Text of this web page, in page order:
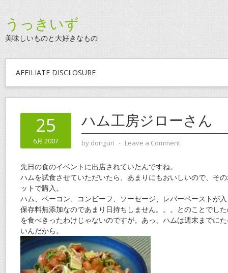
うっきいず
美味しいものと大好きなもの
AFFILIATE DISCLOSURE
25
6月 2007
ハム工房ジローさん
by donguri ⋅ Leave a Comment
先日の食のイベントに出店されていたんですね。
ハムを試食させていただいたら、あまりにもおいしいので、そ
ットで購入。
ハム、ベーコン、コンビーフ、ソーセージ、レバーペーストが
保存料無添加なのであまり日持ちしません。。。とのことでし
を食べきったわけじゃないのですが。あっ、ハムは週末までに
いんだから。